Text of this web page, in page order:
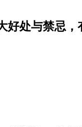
好处与禁忌，